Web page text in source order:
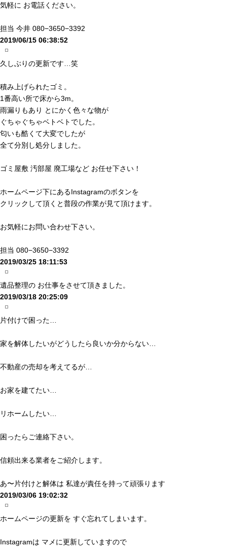
気軽に お電話ください。
担当 今井 080−3650−3392
2019/06/15 06:38:52
久しぶりの更新です…笑
積み上げられたゴミ。
1番高い所で床から3m。
雨漏りもあり とにかく色々な物が
ぐちゃぐちゃベトベトでした。
匂いも酷くて大変でしたが
全て分別し処分しました。
ゴミ屋敷 汚部屋 廃工場など お任せ下さい！
ホームページ下にあるInstagramのボタンを
クリックして頂くと普段の作業が見て頂けます。
お気軽にお問い合わせ下さい。
担当 080−3650−3392
2019/03/25 18:11:53
遺品整理の お仕事をさせて頂きました。
2019/03/18 20:25:09
片付けで困った…
家を解体したいがどうしたら良いか分からない…
不動産の売却を考えてるが…
お家を建てたい…
リホームしたい…
困ったらご連絡下さい。
信頼出来る業者をご紹介します。
あ〜片付けと解体は 私達が責任を持って頑張ります
2019/03/06 19:02:32
ホームページの更新を すぐ忘れてしまいます。
Instagramは マメに更新していますので